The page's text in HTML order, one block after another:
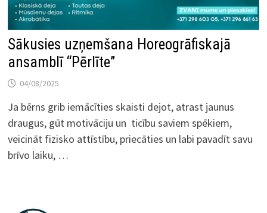
Sākusies uzņemšana Horeogrāfiskajā
ansamblī “Pērlīte”
04/08/2025
Ja bērns grib iemācīties skaisti dejot, atrast jaunus
draugus, gūt motivāciju un ticību saviem spēkiem,
veicināt fizisko attīstību, priecāties un labi pavadīt savu
brīvo laiku, …